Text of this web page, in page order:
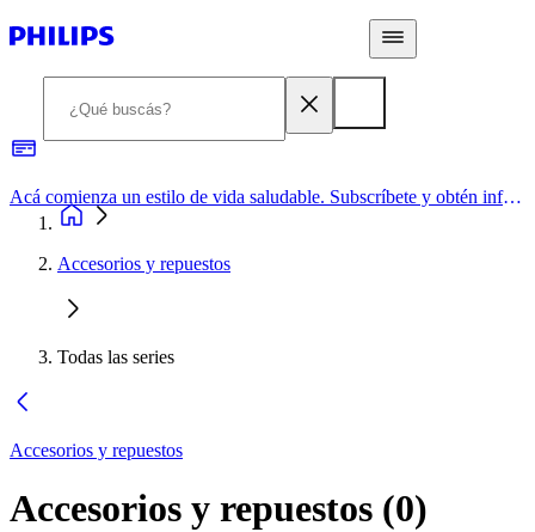
Acá comienza un estilo de vida saludable. Subscríbete y obtén información de primera mano
Accesorios y repuestos
Todas las series
Accesorios y repuestos
Accesorios y repuestos (0)